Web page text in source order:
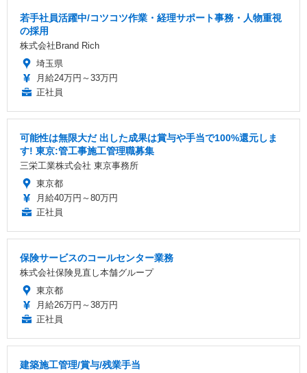
若手社員活躍中/コツコツ作業・経理サポート事務・人物重視
の採用
株式会社Brand Rich
埼玉県
月給24万円～33万円
正社員
可能性は無限大だ 出した成果は賞与や手当で100%還元しま
す! 東京:管工事施工管理職募集
三栄工業株式会社 東京事務所
東京都
月給40万円～80万円
正社員
保険サービスのコールセンター業務
株式会社保険見直し本舗グループ
東京都
月給26万円～38万円
正社員
建築施工管理/賞与/残業手当